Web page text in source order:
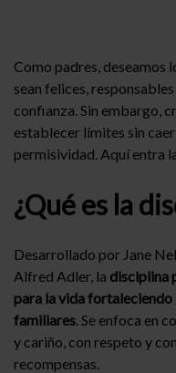
Como padres, deseamos
sean felices,
confianza. Sin embargo,
establecer límites sin
permisividad. Aquí entra
¿Qué es la
Desarrollado por Jane
Alfred Adler, la disciplina
para la vida
familiares. Se enfoca en
y cariño, con respeto y
recompensas.